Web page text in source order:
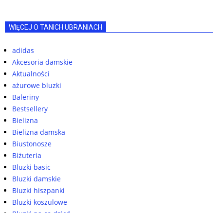
WIĘCEJ O TANICH UBRANIACH
adidas
Akcesoria damskie
Aktualności
ażurowe bluzki
Baleriny
Bestsellery
Bielizna
Bielizna damska
Biustonosze
Biżuteria
Bluzki basic
Bluzki damskie
Bluzki hiszpanki
Bluzki koszulowe